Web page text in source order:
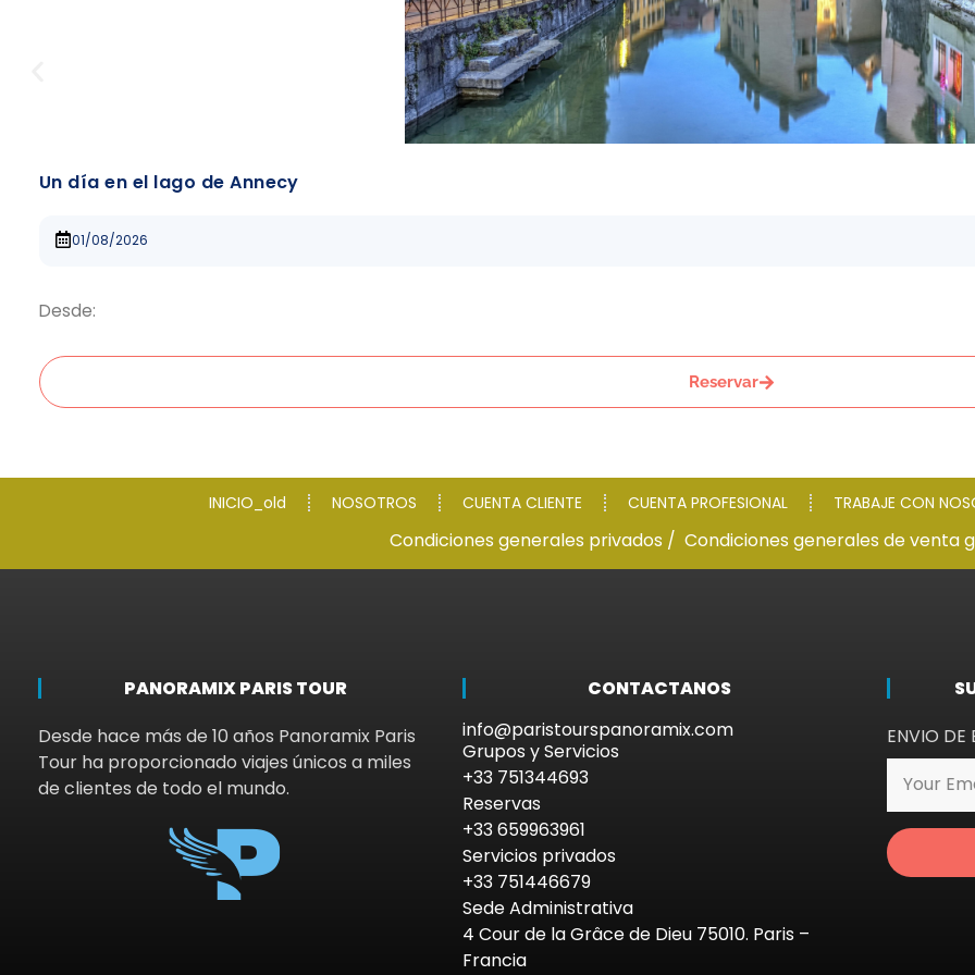
Un día en el lago de Annecy
01/08/2026
Desde:
Reservar
INICIO_old NOSOTROS CUENTA CLIENTE CUENTA PROFESIONAL TRABAJE CON
Condiciones generales privados / Condiciones generales de venta
PANORAMIX PARIS TOUR
Desde hace más de 10 años Panoramix Paris
Tour ha proporcionado viajes únicos a miles
de clientes de todo el mundo.
CONTACTANOS
info@paristourspanoramix.com
Grupos y Servicios
+33 751344693
Reservas
+33 659963961
Servicios privados
+33 751446679
Sede Administrativa
4 Cour de la Grâce de Dieu 75010. Paris –
Francia
ENVIO DE